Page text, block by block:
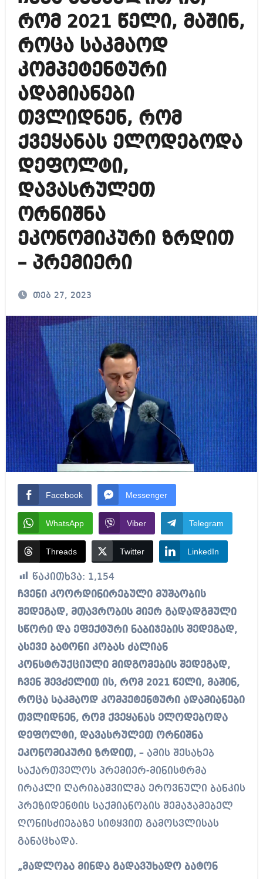
რომ 2021 წელი, მაშინ,
როცა საკმაოდ
კომპეტენტური
ადამიანები
თვლიდნენ, რომ
ქვეყანას ელოდებოდა
დეფოლტი,
დავასრულეთ
ორნიშნა
ეკონომიკური ზრდით
– პრემიერი
თებ 27, 2023
Facebook Messenger
WhatsApp Viber Telegram
Threads Twitter LinkedIn
წაკითხვა: 1,154
ჩვენი კოორდინირებული მუშაობის
შედეგად, მთავრობის მიერ გადადგმული
სწორი და ეფექტური ნაბიჯების შედეგად,
ასევე ბატონი კობას ძალიან
კონსტრუქციული მიდგომების შედეგად,
ჩვენ შევძელით ის, რომ 2021 წელი, მაშინ,
როცა საკმაოდ კომპეტენტური ადამიანები
თვლიდნენ, რომ ქვეყანას ელოდებოდა
დეფოლტი, დავასრულეთ ორნიშნა
ეკონომიკური ზრდით,– ამის შესახებ
საქართველოს პრემიერ-მინისტრმა
ირაკლი ღარიბაშვილმა ეროვნული ბანკის
პრეზიდენტის საქმიანობის შემაჯამებელ
ღონისძიებაზე სიტყვით გამოსვლისას
განაცხადა.
„მადლობა მინდა გადავუხადო ბატონ